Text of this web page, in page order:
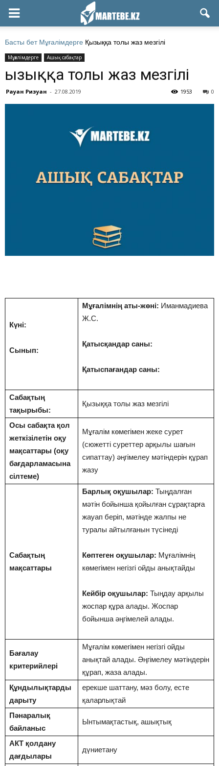
Басты бет Мұғалімдерге Қызыққа толы жаз мезгілі
Мұғалімдерге Ашық сабақтар
Қызыққа толы жаз мезгілі
Рауан Ризуан - 27.08.2019 0
1953
Күні:
Сынып:
Мұғалімнің аты-жөні: Иманмадиева
Ж.С.
Қатысқандар саны:
Қатыспағандар саны:
Сабақтың
тақырыбы:
Қызыққа толы жаз мезгілі
Осы сабақта қол
жеткізілетін оқу
мақсаттары (оқу
бағдарламасына
сілтеме)
Мұғалім көмегімен жеке сурет
(сюжетті суреттер арқылы шағын
сипаттау) әңгімелеу мәтіндерін құрап
жазу
Сабақтың
мақсаттары
Барлық оқушылар: Тыңдалған
мәтін бойынша қойылған сұрақтарға
жауап беріп, мәтінде жалпы не
туралы айтылғанын түсінеді
Көптеген оқушылар: Мұғалімнің
көмегімен негізгі ойды анықтайды
Кейбір оқушылар: Тыңдау арқылы
жоспар құра алады. Жоспар
бойынша әңгімелей алады.
Бағалау
критерийлері
Мұғалім көмегімен негізгі ойды
анықтай алады. Әңгімелеу мәтіндерін
құрап, жаза алады.
Құндылықтарды
дарыту
ерекше шаттану, мәз болу, есте
қаларлықтай
Пәнаралық
байланыс
Ынтымақтастық, ашықтық
АКТ қолдану
дағдылары
дүниетану